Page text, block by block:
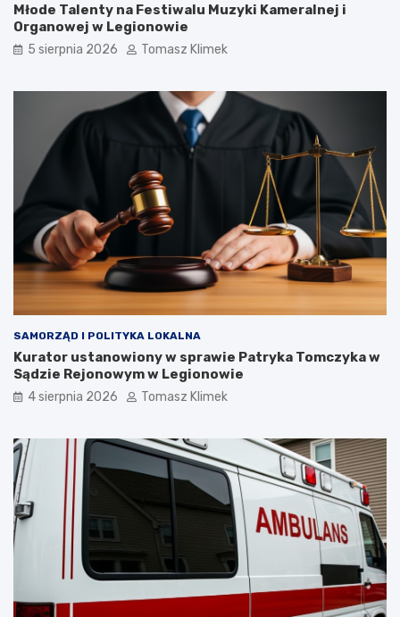
Młode Talenty na Festiwalu Muzyki Kameralnej i
Organowej w Legionowie
5 sierpnia 2026 Tomasz Klimek
SAMORZĄD I POLITYKA LOKALNA
Kurator ustanowiony w sprawie Patryka Tomczyka w
Sądzie Rejonowym w Legionowie
4 sierpnia 2026 Tomasz Klimek